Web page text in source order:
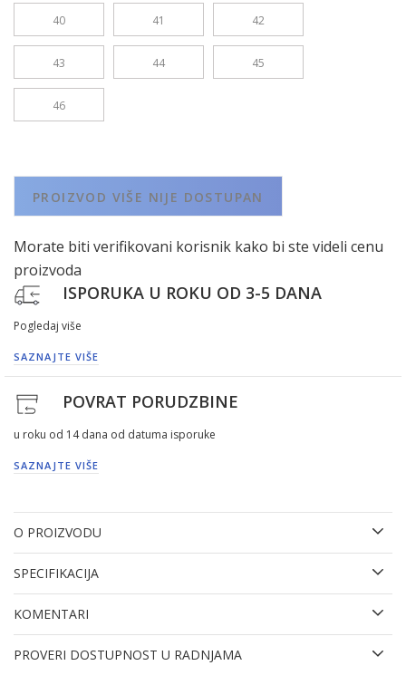
40 41 42
43 44 45
46
PROIZVOD VIŠE NIJE DOSTUPAN
Morate biti verifikovani korisnik kako bi ste videli cenu
proizvoda
ISPORUKA U ROKU OD 3-5 DANA
Pogledaj više
SAZNAJTE VIŠE
POVRAT PORUDZBINE
u roku od 14 dana od datuma isporuke
SAZNAJTE VIŠE
O PROIZVODU
SPECIFIKACIJA
KOMENTARI
PROVERI DOSTUPNOST U RADNJAMA